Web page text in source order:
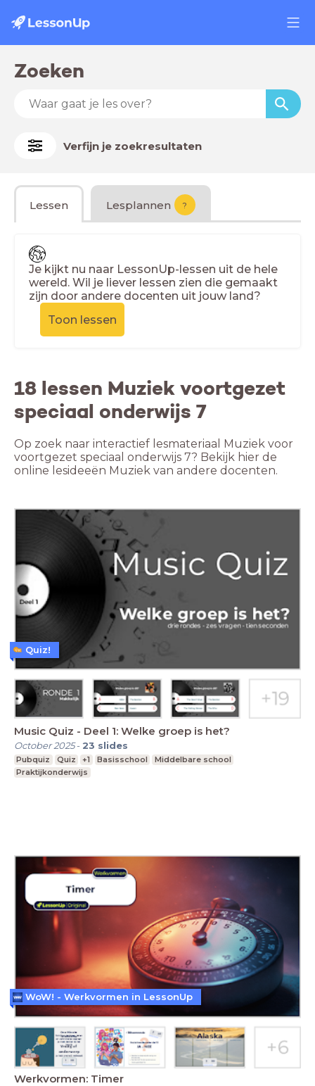
Zoeken
Verfijn je zoekresultaten
Lessen Lesplannen ?
Je kijkt nu naar LessonUp-lessen uit de hele
wereld. Wil je liever lessen zien die gemaakt
zijn door andere docenten uit jouw land?
Toon lessen
18 lessen Muziek voortgezet
speciaal onderwijs 7
Op zoek naar interactief lesmateriaal Muziek voor
voortgezet speciaal onderwijs 7? Bekijk hier de
online lesideeën Muziek van andere docenten.
Music Quiz - Deel 1: Welke groep is het?
October 2025- 23 slides
Pubquiz Quiz +1 Basisschool
Middelbare school
Praktijkonderwijs
Quiz!
Werkvormen: Timer
WoW! - Werkvormen in LessonUp